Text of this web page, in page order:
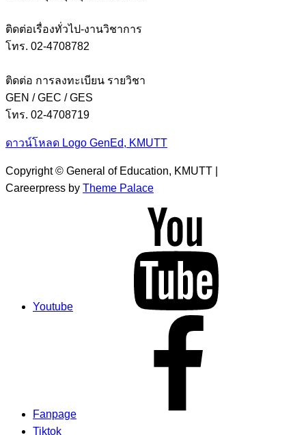
ติดต่อเรื่องทั่วไป-งานวิชาการ
โทร. 02-4708782
ติดต่อ การลงทะเบียน รายวิชา
GEN / GEC / GES
โทร. 02-4708719
ดาวน์โหลด Logo GenEd, KMUTT
Copyright © General of Education, KMUTT |
Careerpress by Theme Palace
Youtube
Fanpage
Tiktok